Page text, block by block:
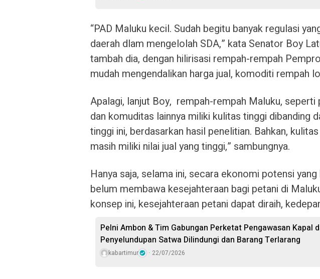
“PAD Maluku kecil. Sudah begitu banyak regulasi
daerah dlam mengelolah SDA,” kata Senator Boy
tambah dia, dengan hilirisasi rempah-rempah
mudah mengendalikan harga jual, komoditi rempah
Apalagi, lanjut Boy, rempah-rempah Maluku, seperti
dan komuditas lainnya miliki kulitas tinggi dibanding
tinggi ini, berdasarkan hasil penelitian. Bahkan,
masih miliki nilai jual yang tinggi,” sambungnya.
Hanya saja, selama ini, secara ekonomi potensi
belum membawa kesejahteraan bagi petani di
konsep ini, kesejahteraan petani dapat diraih,
Pelni Ambon & Tim Gabungan Perketat Pengawasan Kapal
Penyelundupan Satwa Dilindungi dan Barang Terlarang
kabartimur 22/07/2026